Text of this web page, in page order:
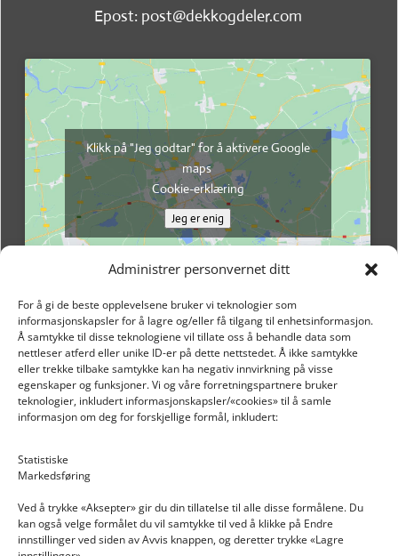
Administrer personvernet ditt
For å gi de beste opplevelsene bruker vi teknologier som
informasjonskapsler for å lagre og/eller få tilgang til enhetsinformasjon.
Å samtykke til disse teknologiene vil tillate oss å behandle data som
nettleser atferd eller unike ID-er på dette nettstedet. Å ikke samtykke
eller trekke tilbake samtykke kan ha negativ innvirkning på visse
egenskaper og funksjoner. Vi og våre forretningspartnere bruker
teknologier, inkludert informasjonskapsler/«cookies» til å samle
informasjon om deg for forskjellige formål, inkludert:
Statistiske
Markedsføring
Ved å trykke «Aksepter» gir du din tillatelse til alle disse formålene. Du
kan også velge formålet du vil samtykke til ved å klikke på Endre
innstillinger ved siden av Avvis knappen, og deretter trykke «Lagre
Epost: post@dekkogdeler.com
Klikk på "Jeg godtar" for å aktivere Google
maps
Cookie-erklæring
Jeg er enig